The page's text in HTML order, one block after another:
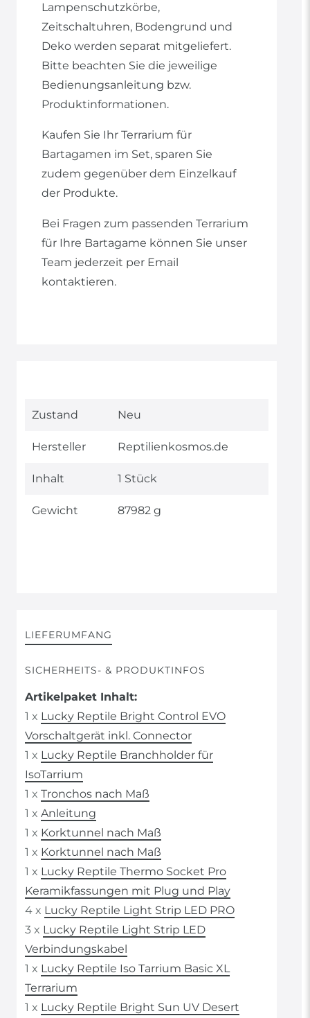
Lampenschutzkörbe,
Zeitschaltuhren, Bodengrund und
Deko werden separat mitgeliefert.
Bitte beachten Sie die jeweilige
Bedienungsanleitung bzw.
Produktinformationen.
Kaufen Sie Ihr Terrarium für
Bartagamen im Set, sparen Sie
zudem gegenüber dem Einzelkauf
der Produkte.
Bei Fragen zum passenden Terrarium
für Ihre Bartagame können Sie unser
Team jederzeit per Email
kontaktieren.
Technisches
Wert
Zustand Neu
Hersteller Reptilienkosmos.de
Inhalt 1 Stück
Gewicht 87982 g
LIEFERUMFANG
SICHERHEITS- & PRODUKTINFOS
Artikelpaket Inhalt:
1 x Lucky Reptile Bright Control EVO
Vorschaltgerät inkl. Connector
1 x Lucky Reptile Branchholder für
IsoTarrium
1 x Tronchos nach Maß
1 x Anleitung
1 x Korktunnel nach Maß
1 x Korktunnel nach Maß
1 x Lucky Reptile Thermo Socket Pro
Keramikfassungen mit Plug und Play
4 x Lucky Reptile Light Strip LED PRO
3 x Lucky Reptile Light Strip LED
Verbindungskabel
1 x Lucky Reptile Iso Tarrium Basic XL
Terrarium
1 x Lucky Reptile Bright Sun UV Desert